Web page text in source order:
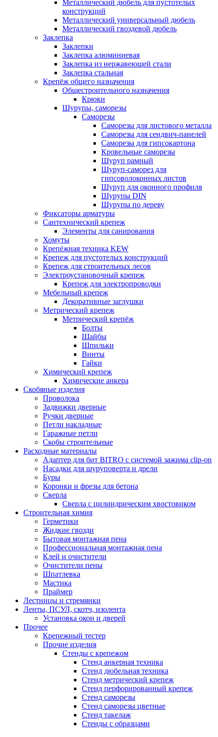
Металлический дюбель для пустотелых
конструкций
Металлический универсальный дюбель
Металлический гвоздевой дюбель
Заклепка
Заклепки
Заклепка алюминиевая
Заклепка из нержавеющей стали
Заклепка стальная
Крепёж общего назначения
Общестроительного назначения
Крюки
Шурупы, саморезы
Саморезы
Саморезы для листового металла
Саморезы для сендвич-панелей
Саморезы для гипсокартона
Кровельные саморезы
Шуруп рамный
Шуруп-саморез для
гипсоволоконных листов
Шуруп для оконного профиля
Шурупы DIN
Шурупы по дереву
Фиксаторы арматуры
Сантехнический крепеж
Элементы для санирования
Хомуты
Крепёжная техника KEW
Крепеж для пустотелых конструкций
Крепеж для строительных лесов
Электроустановочный крепеж
Крепеж для электропроводки
Мебельный крепеж
Декоративные заглушки
Метрический крепеж
Метрический крепёж
Болты
Шайбы
Шпильки
Винты
Гайки
Химический крепеж
Химические анкера
Скобяные изделия
Проволока
Задвижки дверные
Ручки дверные
Петли накладные
Гаражные петли
Скобы строительные
Расходные материалы
Адаптер для бит BITRO с системой зажима clip-on
Насадки для шуруповерта и дрели
Буры
Коронки и фрезы для бетона
Сверла
Сверла с цилиндрическим хвостовиком
Строительная химия
Герметики
Жидкие гвозди
Бытовая монтажная пена
Профессиональная монтажная пена
Клей и очистители
Очистители пены
Шпатлевка
Мастика
Праймер
Лестницы и стремянки
Ленты, ПСУЛ, скотч, изолента
Установка окон и дверей
Прочее
Крепежный тестер
Прочие изделия
Стенды с крепежом
Стенд анкерная техника
Стенд дюбельная техника
Стенд метрический крепеж
Стенд перфорированный крепеж
Стенд саморезы
Стенд саморезы цветные
Стенд такелаж
Стенды с образцами